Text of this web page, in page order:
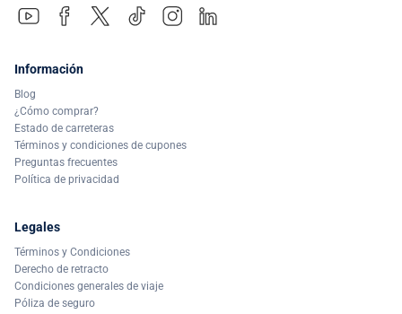
Información
Blog
¿Cómo comprar?
Estado de carreteras
Términos y condiciones de cupones
Preguntas frecuentes
Política de privacidad
Legales
Términos y Condiciones
Derecho de retracto
Condiciones generales de viaje
Póliza de seguro